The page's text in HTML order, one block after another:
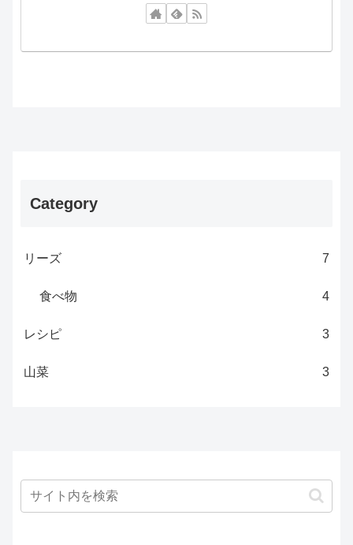
Category
リーズ 7
食べ物 4
レシピ 3
山菜 3